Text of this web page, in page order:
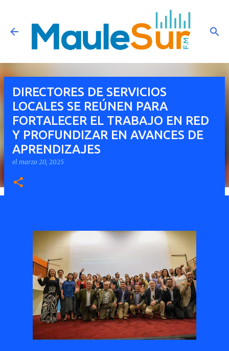
Ir al contenido principal
DIRECTORES DE SERVICIOS
LOCALES SE REÚNEN PARA
FORTALECER EL TRABAJO EN RED
Y PROFUNDIZAR EN AVANCES DE
APRENDIZAJES
el marzo 20, 2025